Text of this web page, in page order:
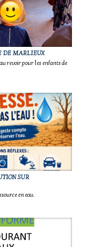
DE MARLIEUX
revoir pour les enfants de
SUR
en eau.